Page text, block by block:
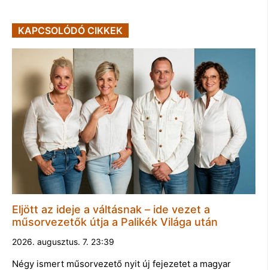
KAPCSOLÓDÓ CIKKEK
Eljött az ideje a váltásnak – ide vezet a
műsorvezetők útja a Palikék Világa után
2026. augusztus. 7. 23:39
Négy ismert műsorvezető nyit új fejezetet a magyar